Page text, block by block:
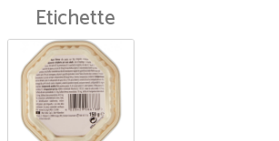
Etichette